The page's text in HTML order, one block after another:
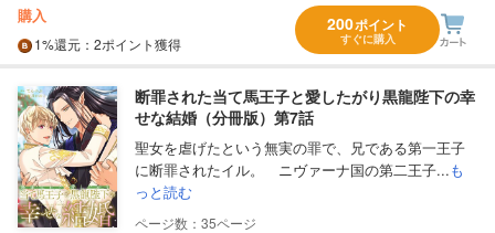
購入
1%還元 ：2ポイント獲得
200ポイント
すぐに購入
断罪された当て馬王子と愛したがり黒龍陛下の幸
せな結婚（分冊版）第7話
聖女を虐げたという無実の罪で、兄である第一王子
に断罪されたイル。 ニヴァーナ国の第二王子...も
っと読む
35